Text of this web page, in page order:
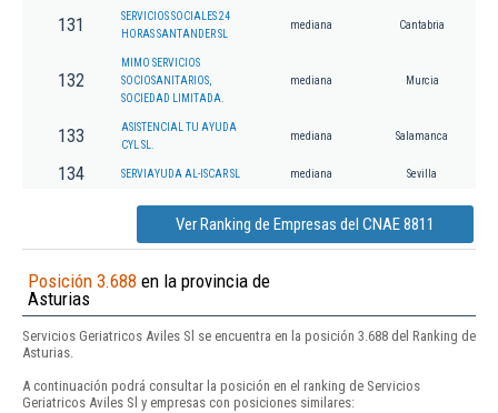
131
SERVICIOS SOCIALES 24
HORAS SANTANDER SL
mediana Cantabria
132
MIMO SERVICIOS
SOCIOSANITARIOS,
SOCIEDAD LIMITADA.
mediana Murcia
133
ASISTENCIAL TU AYUDA
CYL SL.
mediana Salamanca
134 SERVIAYUDA AL-ISCAR SL mediana Sevilla
Ver Ranking de Empresas del CNAE 8811
Posición 3.688 en la provincia de
Asturias
Servicios Geriatricos Aviles Sl se encuentra en la posición 3.688 del Ranking de
Asturias.
A continuación podrá consultar la posición en el ranking de Servicios
Geriatricos Aviles Sl y empresas con posiciones similares: